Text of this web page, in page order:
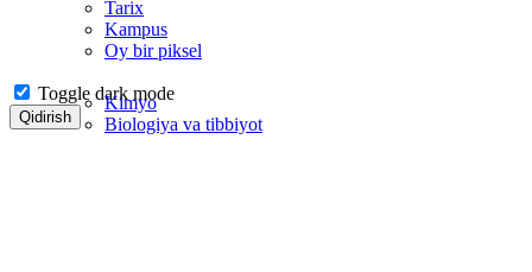
Tarix
Kampus
Oy bir piksel
Toggle dark mode
Qidirish
Kimyo
Biologiya va tibbiyot